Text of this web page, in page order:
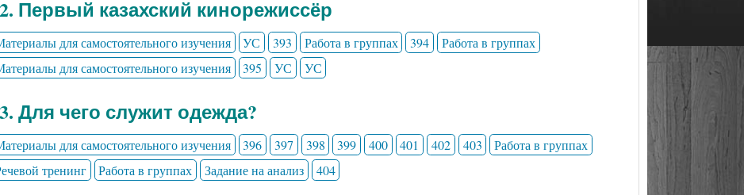
Первый казахский кинорежиссёр
для самостоятельного изучения УС 393 Работа в группах 394
Работа в группах
для самостоятельного изучения
395 УС УС
Для чего служит одежда?
для самостоятельного изучения 396 397 398 399 400 401 402 403
Работа в группах
тренинг
Работа в группах Задание на анализ 404